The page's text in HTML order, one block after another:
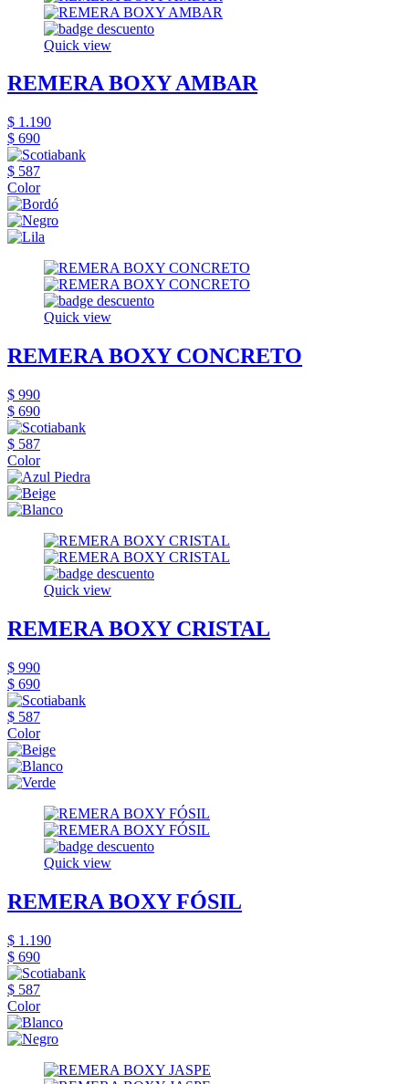
Quick view
REMERA BOXY AMBAR
$ 1.190
$ 690
$ 587
Color
Quick view
REMERA BOXY CONCRETO
$ 990
$ 690
$ 587
Color
Quick view
REMERA BOXY CRISTAL
$ 990
$ 690
$ 587
Color
Quick view
REMERA BOXY FÓSIL
$ 1.190
$ 690
$ 587
Color